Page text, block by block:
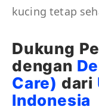
kucing tetap
Dukung
dengan
Care) dari
Indonesia